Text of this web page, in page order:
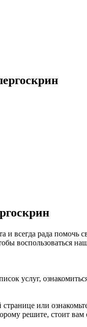
всегда рада
воспользоваться
услуг,
или
решите, стоит